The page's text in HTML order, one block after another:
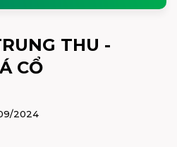
THU -
CỔ
2024